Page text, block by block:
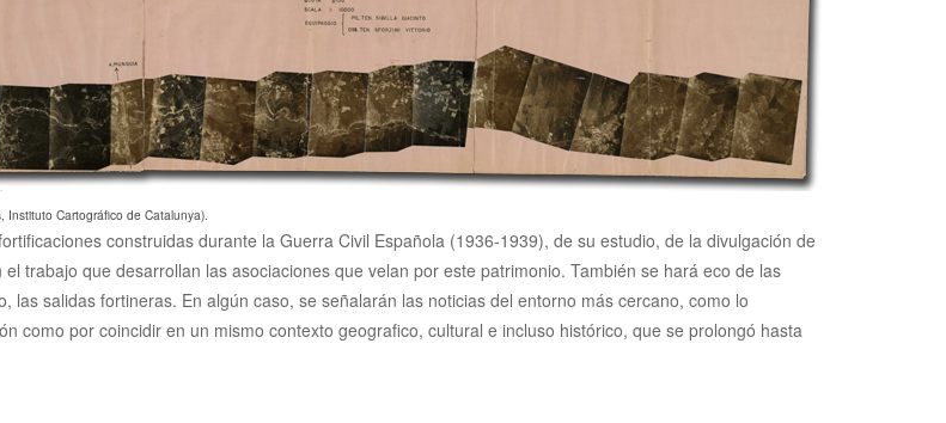
Instituto Cartográfico de Catalunya).
construidas durante la Guerra Civil Española (1936-1939), de su estudio, de la divulgación de
trabajo que desarrollan las asociaciones que velan por este patrimonio. También se hará eco de las
las salidas fortineras. En algún caso, se señalarán las noticias del entorno más cercano, como lo
como por coincidir en un mismo contexto geografico, cultural e incluso histórico, que se prolongó hasta